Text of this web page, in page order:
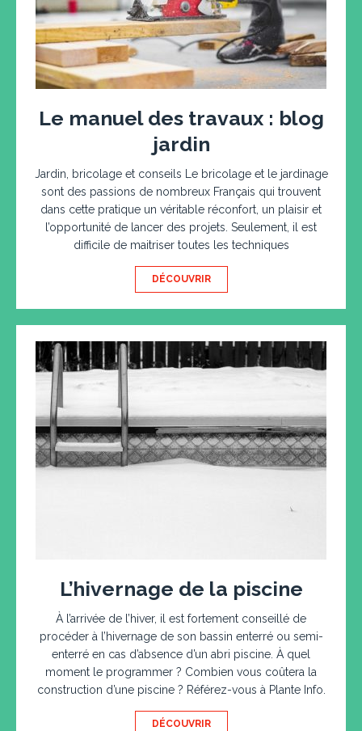
Le manuel des travaux : blog
jardin
Jardin, bricolage et conseils Le bricolage et le jardinage
sont des passions de nombreux Français qui trouvent
dans cette pratique un véritable réconfort, un plaisir et
l’opportunité de lancer des projets. Seulement, il est
difficile de maitriser toutes les techniques
DÉCOUVRIR
L’hivernage de la piscine
À l’arrivée de l’hiver, il est fortement conseillé de
procéder à l’hivernage de son bassin enterré ou semi-
enterré en cas d’absence d’un abri piscine. À quel
moment le programmer ? Combien vous coûtera la
construction d’une piscine ? Référez-vous à Plante Info.
DÉCOUVRIR